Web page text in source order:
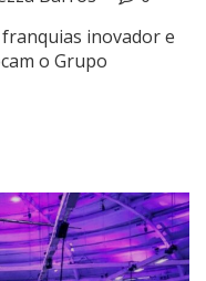
inovador e
o Grupo